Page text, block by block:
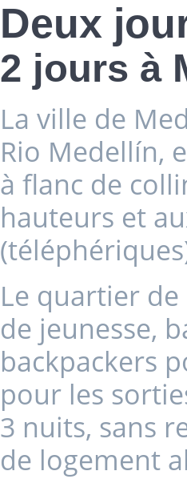
Deux
2 jours à
La ville de
Rio Medellín,
à flanc de
hauteurs et
Le quartier
de jeunesse,
backpackers
pour les
3 nuits, sans
de logement